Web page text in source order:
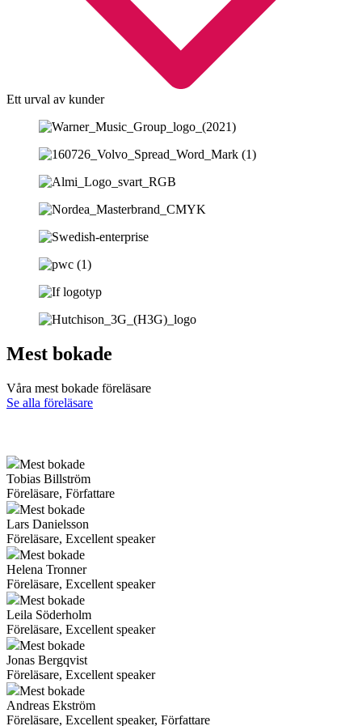
Ett urval av kunder
Mest bokade
Våra mest bokade föreläsare
Se alla föreläsare
Mest bokade
Tobias Billström
Föreläsare, Författare
Mest bokade
Lars Danielsson
Föreläsare, Excellent speaker
Mest bokade
Helena Tronner
Föreläsare, Excellent speaker
Mest bokade
Leila Söderholm
Föreläsare, Excellent speaker
Mest bokade
Jonas Bergqvist
Föreläsare, Excellent speaker
Mest bokade
Andreas Ekström
Föreläsare, Excellent speaker, Författare